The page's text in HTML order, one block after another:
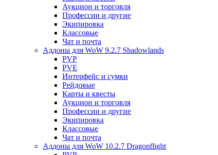
Аукцион и торговля
Профессии и другие
Экипировка
Классовые
Чат и почта
Аддоны для WoW 9.2.7 Shadowlands
PVP
PVE
Интерфейс и сумки
Рейдовые
Карты и квесты
Аукцион и торговля
Профессии и другие
Экипировка
Классовые
Чат и почта
Аддоны для WoW 10.2.7 Dragonflight